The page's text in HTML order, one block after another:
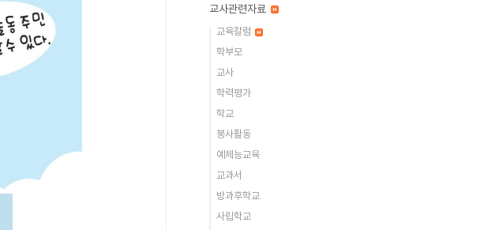
교사관련자료
교육칼럼
학부모
교사
학력평가
학교
봉사활동
예체능교육
교과서
방과후학교
사립학교